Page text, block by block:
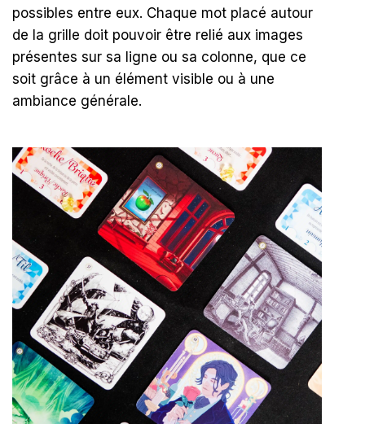
possibles entre eux. Chaque mot placé autour
de la grille doit pouvoir être relié aux images
présentes sur sa ligne ou sa colonne, que ce
soit grâce à un élément visible ou à une
ambiance générale.